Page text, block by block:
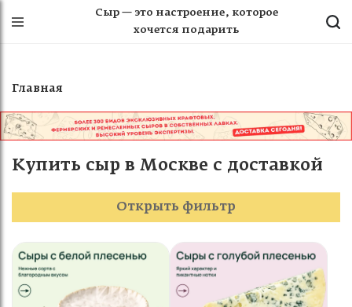
Сыр — это настроение, которое
хочется подарить
Главная
Купить сыр в Москве с доставкой
Открыть фильтр